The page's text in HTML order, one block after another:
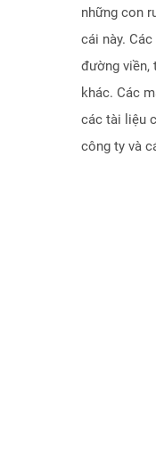
những con
cái này.
đường viền,
khác. Các
các tài liệu
công ty và